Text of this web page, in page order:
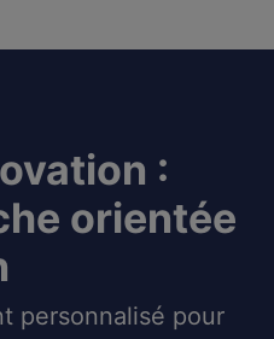
:
orientée
personnalisé pour